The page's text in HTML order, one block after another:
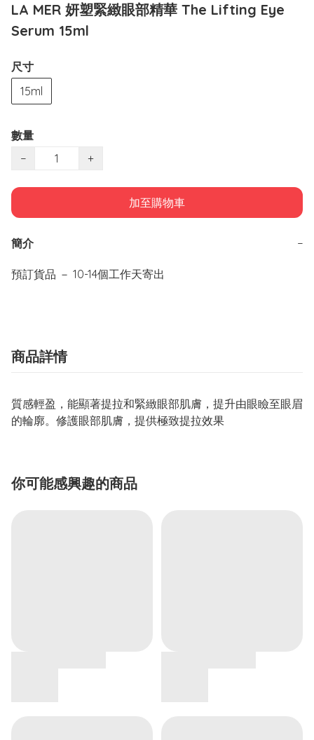
LA MER 妍塑緊緻眼部精華 The Lifting Eye
Serum 15ml
尺寸
15ml
數量
−
+
加至購物車
簡介 −
預訂貨品 － 10-14個工作天寄出
商品詳情
質感輕盈，能顯著提拉和緊緻眼部肌膚，提升由眼瞼至眼眉
的輪廓。修護眼部肌膚，提供極致提拉效果
你可能感興趣的商品